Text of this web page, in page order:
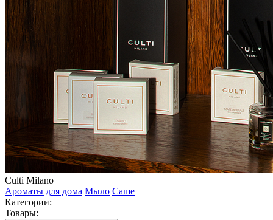
Culti Milano
Ароматы для дома Мыло Саше
Категории:
Товары: